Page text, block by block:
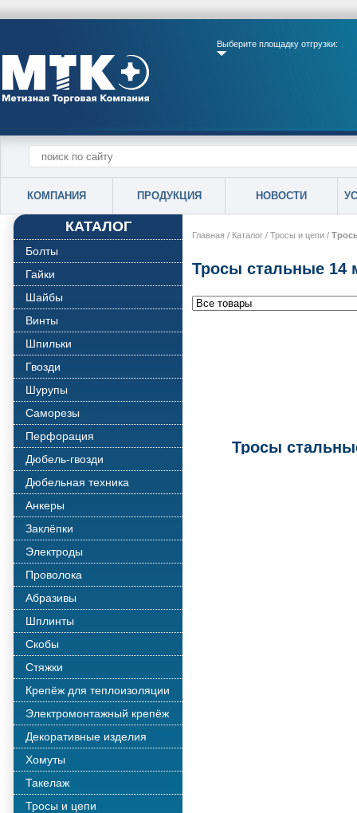
Выберите площадку отгрузки:
КОМПАНИЯ ПРОДУКЦИЯ НОВОСТИ
КАТАЛОГ
Болты
Гайки
Шайбы
Винты
Шпильки
Гвозди
Шурупы
Саморезы
Перфорация
Дюбель-гвозди
Дюбельная техника
Анкеры
Заклёпки
Электроды
Проволока
Абразивы
Шплинты
Скобы
Стяжки
Крепёж для теплоизоляции
Электромонтажный крепёж
Декоративные изделия
Хомуты
Такелаж
Тросы и цепи
Главная / Каталог / Тросы и цепи /
Тросы стальные 14
Тросы